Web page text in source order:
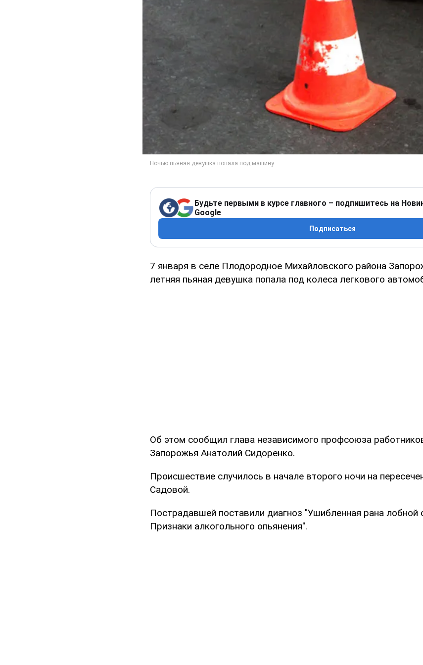
Будьте первыми в курсе главного – подпишитесь на
Google
Подписаться
7 января в селе Плодородное Михайловского района
летняя пьяная девушка попала под колеса легкового
Об этом сообщил глава независимого профсоюза
Запорожья Анатолий Сидоренко.
Происшествие случилось в начале второго ночи на
Садовой.
Пострадавшей поставили диагноз "Ушибленная рана лобной
Признаки алкогольного опьянения".